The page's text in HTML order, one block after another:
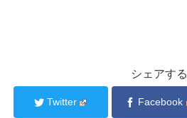
シェアする
Twitter Facebook